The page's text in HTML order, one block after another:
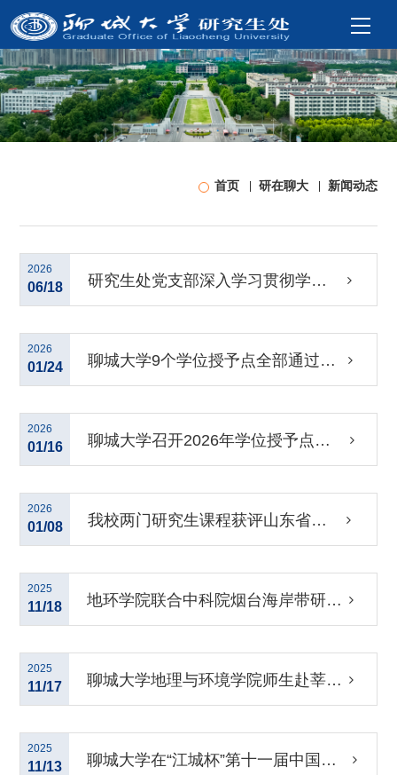
首页 研在聊大 新闻动态
2026
06/18 研究生处党支部深入学习贯彻学校
第六次党代会精神
2026
01/24 聊城大学9个学位授予点全部通过
2025年专项合格评估
2026
01/16 聊城大学召开2026年学位授予点专
项合格评估预评估工作部署会
2026
01/08 我校两门研究生课程获评山东省课
程思政示范课程
2025
11/18 地环学院联合中科院烟台海岸带研究
所举办研究生学术论坛
2025
11/17 聊城大学地理与环境学院师生赴莘县
国有林场开展社会实践
2025
11/13 聊城大学在“江城杯”第十一届中国研